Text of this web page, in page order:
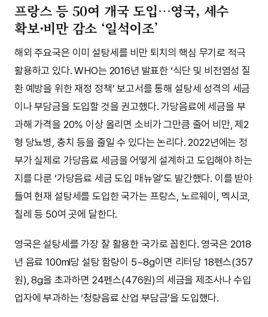
프랑스 등 50여 개국 도입…영국, 세수
확보·비만 감소 ‘일석이조’
해외 주요국은 이미 설탕세를 비만 퇴치의 핵심 무기로 적극
활용하고 있다. WHO는 2016년 발표한 ‘식단 및 비전염성 질
환 예방을 위한 재정 정책’ 보고서를 통해 설탕세 성격의 세금
이나 부담금을 도입할 것을 권고했다. 가당음료에 세금을 부
과해 가격을 20% 이상 올리면 소비가 그만큼 줄어 비만, 제2
형 당뇨병, 충치 등을 줄일 수 있다는 논리다. 2022년에는 정
부가 실제로 가당음료 세금을 어떻게 설계하고 도입해야 하는
지를 다룬 ‘가당음료 세금 도입 매뉴얼’도 발간했다. 이를 받아
들여 현재 설탕세를 도입한 국가는 프랑스, 노르웨이, 멕시코,
칠레 등 50여 곳에 달한다.
영국은 설탕세를 가장 잘 활용한 국가로 꼽힌다. 영국은 2018
년 음료 100ml당 설탕 함량이 5~8g이면 리터당 18펜스(357
원), 8g을 초과하면 24펜스(476원)의 세금을 제조사나 수입
업자에 부과하는 ‘청량음료 산업 부담금’을 도입했다.